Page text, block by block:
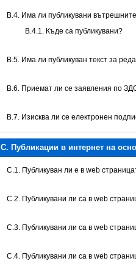
В.4. Има ли публикувани
В.4.1. Къде са публикувани?
В.5. Има ли публикуван текст за
В.6. Приемат ли се заявления по
В.7. Изисква ли се електронен
C. Публикации в интернет на
C.1. Публикуван ли е в web
C.2. Публикувани ли са в web
C.3. Публикувани ли са в web
C.4. Публикувани ли са в web